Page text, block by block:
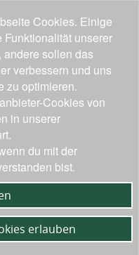
Cookies. Einige
unserer
sollen das
verbessern und uns
zu optimieren.
Cookies von
in unserer
du mit der
bist.
erlauben